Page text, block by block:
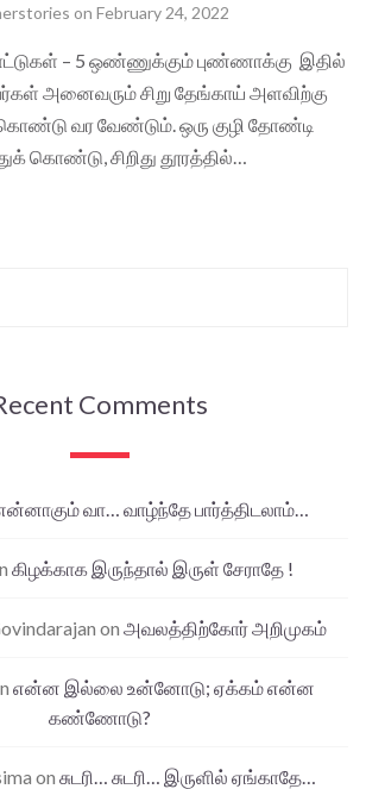
on February 24, 2022
– 5 ஒண்ணுக்கும் புண்ணாக்கு இதில்
அனைவரும் சிறு தேங்காய் அளவிற்கு
வர வேண்டும். ஒரு குழி தோண்டி
கொண்டு, சிறிது தூரத்தில்…
Comments
வா… வாழ்ந்தே பார்த்திடலாம்…
கிழக்காக இருந்தால் இருள் சேராதே !
on அவலத்திற்கோர் அறிமுகம்
என்ன இல்லை உன்னோடு; ஏக்கம் என்ன
கண்ணோடு?
on சுடரி… சுடரி… இருளில் ஏங்காதே…